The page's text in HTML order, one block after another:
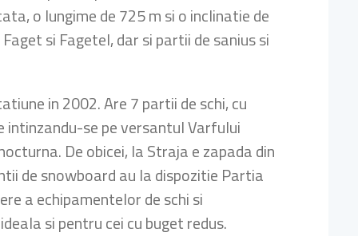
o lungime de 725 m si o inclinatie de
si Fagetel, dar si partii de sanius si
in 2002. Are 7 partii de schi, cu
intinzandu-se pe versantul Varfului
De obicei, la Straja e zapada din
de snowboard au la dispozitie Partia
a echipamentelor de schi si
si pentru cei cu buget redus.